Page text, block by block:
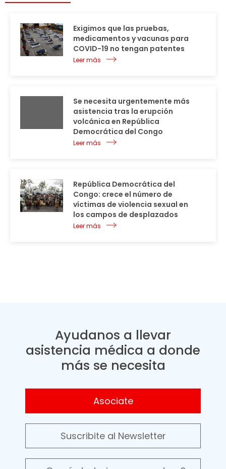
Exigimos que las pruebas,
medicamentos y vacunas para
COVID-19 no tengan patentes
Leer más
Se necesita urgentemente más
asistencia tras la erupción
volcánica en República
Democrática del Congo
Leer más
República Democrática del
Congo: crece el número de
víctimas de violencia sexual en
los campos de desplazados
Leer más
Ayudanos a llevar
asistencia médica a donde
más se necesita
Asociate
Suscribite al Newsletter